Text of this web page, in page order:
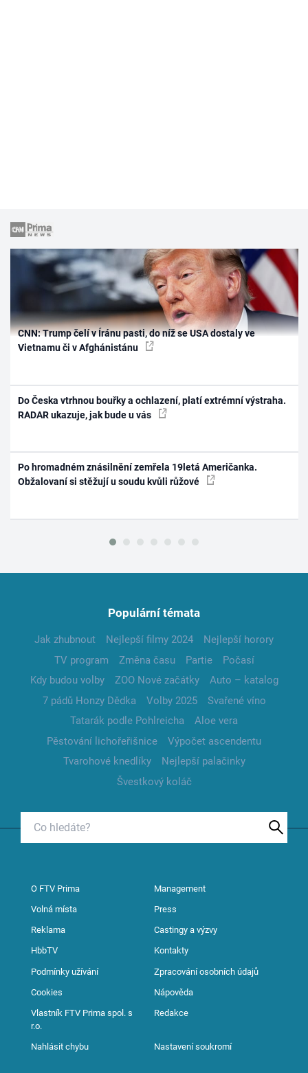
CNN: Trump čelí v Íránu pasti, do níž se USA dostaly ve
Vietnamu či v Afghánistánu
Do Česka vtrhnou bouřky a ochlazení, platí extrémní výstraha.
RADAR ukazuje, jak bude u vás
Po hromadném znásilnění zemřela 19letá Američanka.
Obžalovaní si stěžují u soudu kvůli růžové
Populární témata
Jak zhubnout Nejlepší filmy 2024
Nejlepší horory
TV program
Změna času Partie
Počasí
Kdy budou volby
ZOO Nové začátky
Auto – katalog
7 pádů Honzy Dědka
Volby 2025
Svařené víno
Tatarák podle Pohlreicha
Aloe vera
Pěstování lichořeřišnice
Výpočet ascendentu
Tvarohové knedlíky
Nejlepší palačinky
Švestkový koláč
O FTV Prima Management
Volná místa Press
Reklama Castingy a výzvy
HbbTV Kontakty
Podmínky užívání Zpracování osobních údajů
Cookies Nápověda
Vlastník FTV Prima spol. s
r.o.
Redakce
Nahlásit chybu Nastavení soukromí